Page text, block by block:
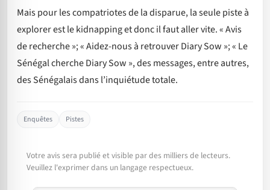
Mais pour les compatriotes de la disparue, la seule piste à
explorer est le kidnapping et donc il faut aller vite. « Avis
de recherche »; « Aidez-nous à retrouver Diary Sow »; « Le
Sénégal cherche Diary Sow », des messages, entre autres,
des Sénégalais dans l’inquiétude totale.
Enquêtes Pistes
Votre avis sera publié et visible par des milliers de lecteurs.
Veuillez l'exprimer dans un langage respectueux.